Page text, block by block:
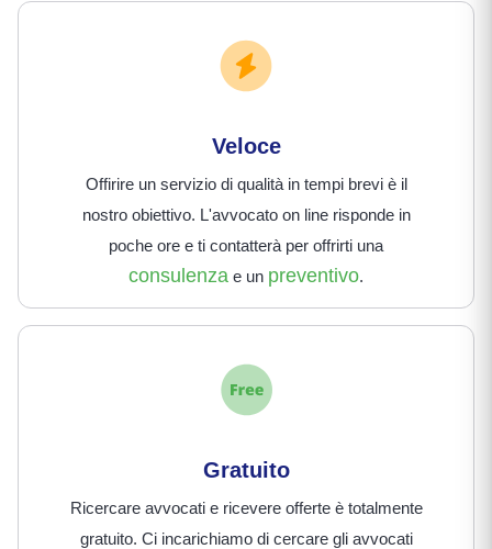
Veloce
Offirire un servizio di qualità in tempi brevi è il
nostro obiettivo. L'avvocato on line risponde in
poche ore e ti contatterà per offrirti una
consulenza e un preventivo.
Gratuito
Ricercare avvocati e ricevere offerte è totalmente
gratuito. Ci incarichiamo di cercare gli avvocati